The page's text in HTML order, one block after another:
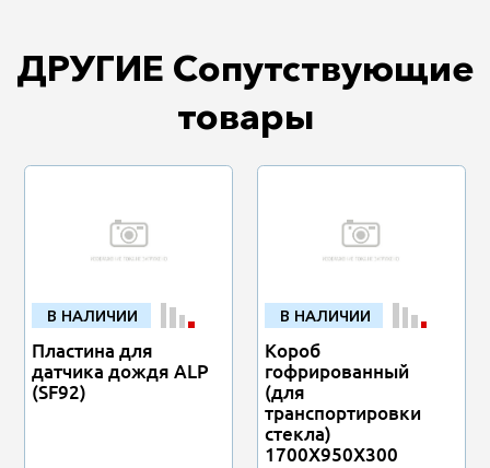
ДРУГИЕ Сопутствующие
товары
В НАЛИЧИИ
Пластина для
датчика дождя ALP
(SF92)
В НАЛИЧИИ
Короб
гофрированный
(для
транспортировки
стекла)
1700Х950Х300